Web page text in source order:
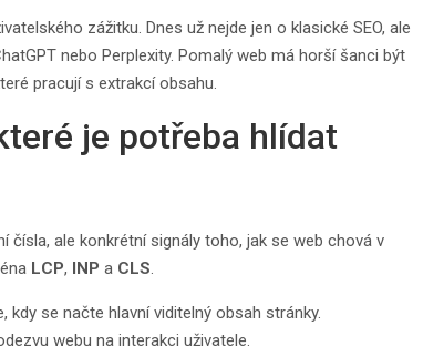
zážitku. Dnes už nejde jen o klasické SEO, ale
nebo Perplexity. Pomalý web má horší šanci být
pracují s extrakcí obsahu.
je potřeba hlídat
ale konkrétní signály toho, jak se web chová v
LCP, INP a CLS.
kdy se načte hlavní viditelný obsah stránky.
webu na interakci uživatele.